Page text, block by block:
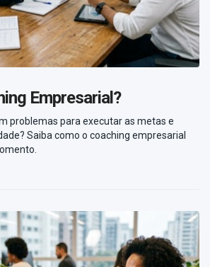
Empresarial?
problemas para executar as metas e
Saiba como o coaching empresarial